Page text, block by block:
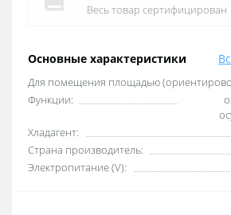
Основные характеристики
Для помещения площадью
Функции:
Хладагент:
Страна производитель:
Электропитание (V):
Весь товар сертифицирован